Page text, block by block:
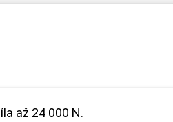
až 24 000 N.